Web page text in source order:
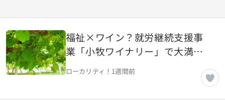
福祉×ワイン？就労継続支援事
業「小牧ワイナリー」で大満足
ワイン試飲会 【愛知県小牧市】
ローカリティ！ 1週間前